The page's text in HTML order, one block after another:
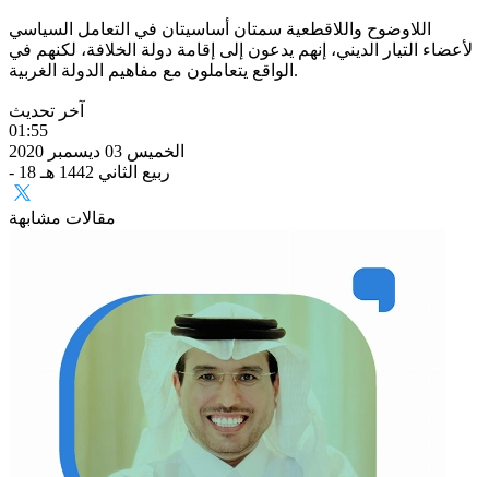
اللاوضوح واللاقطعية سمتان أساسيتان في التعامل السياسي
لأعضاء التيار الديني، إنهم يدعون إلى إقامة دولة الخلافة، لكنهم في
الواقع يتعاملون مع مفاهيم الدولة الغربية.
آخر تحديث
01:55
الخميس 03 ديسمبر 2020
- 18 ربيع الثاني 1442 هـ
مقالات مشابهة